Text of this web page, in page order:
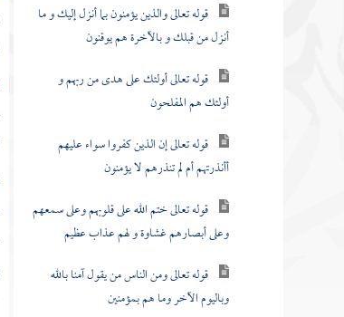
قوله تعالى والذين يؤمنون بما أنزل إليك و ما
أنزل من قبلك و بالآخرة هم يوقنون
قوله تعالى أولئك على هدى من ربهم و
أولئك هم المفلحون
قوله تعالى إن الذين كفروا سواء عليهم
أأنذرتهم أم لم تنذرهم لا يؤمنون
قوله تعالى ختم الله على قلوبهم وعلى سمعهم
وعلى أبصارهم غشاوة و لهم عذاب عظيم
قوله تعالى ومن الناس من يقول آمنا بالله
وباليوم الآخر وما هم بمؤمنين